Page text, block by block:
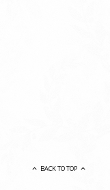
BACK TO TOP